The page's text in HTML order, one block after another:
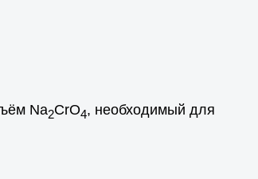
Na2CrO4, необходимый для